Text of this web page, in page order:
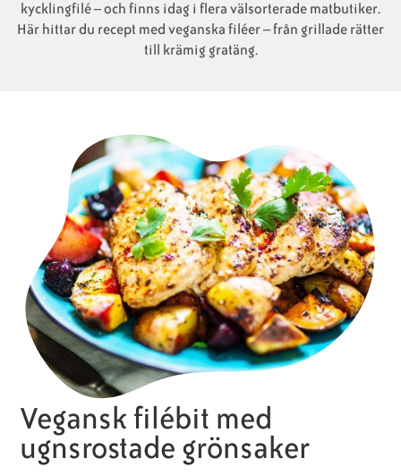
Veganska
Vanliga
Veganska
substitut
Veganska
certifieringar
kycklingfilé – och finns idag i flera välsorterade matbutiker.
Här hittar du recept med veganska filéer – från grillade rätter
till krämig gratäng.
Vegansk filébit med
ugnsrostade grönsaker